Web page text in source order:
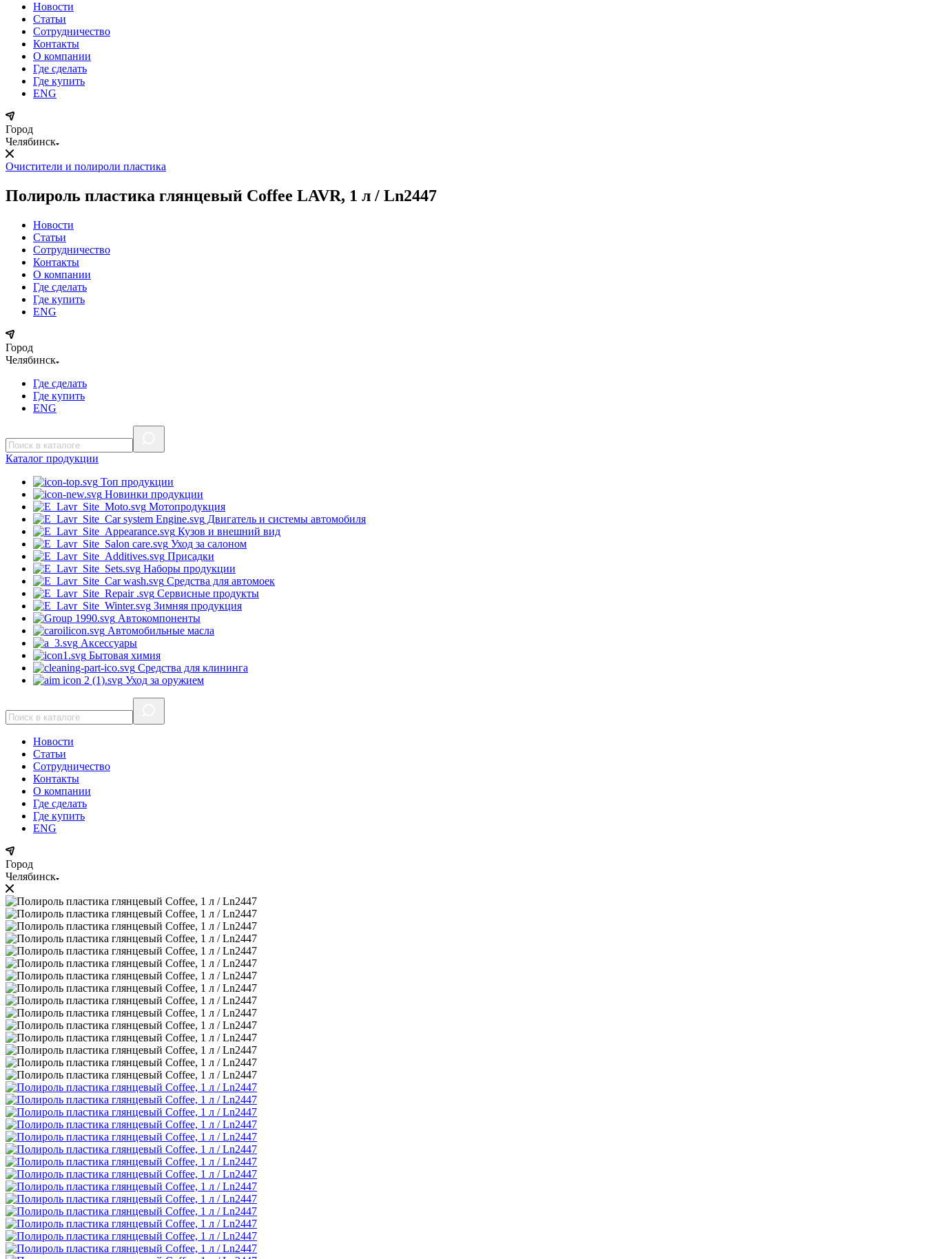
Новости
Статьи
Сотрудничество
Контакты
О компании
Где сделать
Где купить
ENG
Город
Челябинск
Очистители и полироли пластика
Полироль пластика глянцевый Coffee LAVR, 1 л / Ln2447
Новости
Статьи
Сотрудничество
Контакты
О компании
Где сделать
Где купить
ENG
Город
Челябинск
Где сделать
Где купить
ENG
Каталог продукции
Топ продукции
Новинки продукции
Мотопродукция
Двигатель и системы автомобиля
Кузов и внешний вид
Уход за салоном
Присадки
Наборы продукции
Средства для автомоек
Сервисные продукты
Зимняя продукция
Автокомпоненты
Автомобильные масла
Аксессуары
Бытовая химия
Средства для клининга
Уход за оружием
Новости
Статьи
Сотрудничество
Контакты
О компании
Где сделать
Где купить
ENG
Город
Челябинск